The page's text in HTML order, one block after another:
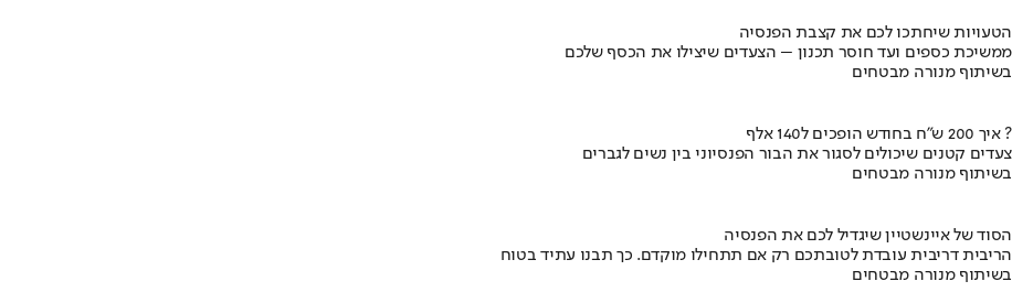
הטעויות שיחתכו לכם את קצבת הפנסיה
ממשיכת כספים ועד חוסר תכנון – הצעדים שיצילו את הכסף שלכם
בשיתוף מנורה מבטחים
איך 200 ש"ח בחודש הופכים ל140 אלף ?
צעדים קטנים שיכולים לסגור את הבור הפנסיוני בין נשים לגברים
בשיתוף מנורה מבטחים
הסוד של איינשטיין שיגדיל לכם את הפנסיה
הריבית דריבית עובדת לטובתכם רק אם תתחילו מוקדם. כך תבנו עתיד בטוח
בשיתוף מנורה מבטחים